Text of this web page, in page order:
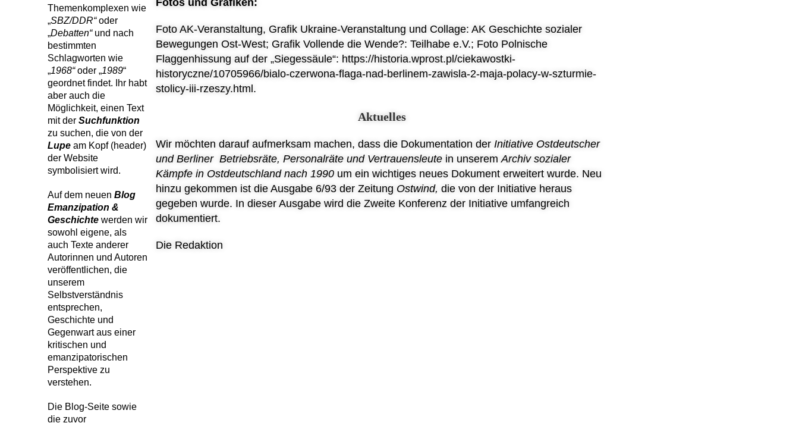
Themenkomplexen wie
„SBZ/DDR“oder
„Debatten“und nach
bestimmten
Schlagworten wie
„1968“oder „1989“
geordnet findet. Ihr habt
aber auch die
Möglichkeit, einen Text
mit der Suchfunktion
zu suchen, die von der
Lupeam Kopf (header)
der Website
symbolisiert wird.
Auf dem neuen Blog
Emanzipation &
Geschichtewerden wir
sowohl eigene, als
auch Texte anderer
Autorinnen und Autoren
veröffentlichen, die
unserem
Selbstverständnis
entsprechen,
Geschichte und
Gegenwart aus einer
kritischen und
emanzipatorischen
Perspektive zu
verstehen.
Die Blog-Seite sowie
die zuvor
Fotos und Grafiken:
Foto AK-Veranstaltung, Grafik Ukraine-Veranstaltung und Collage: AK Geschichte sozialer
Bewegungen Ost-West; Grafik Vollende die Wende?: Teilhabe e.V.; Foto Polnische
Flaggenhissung auf der „Siegessäule“: https://historia.wprost.pl/ciekawostki-
historyczne/10705966/bialo-czerwona-flaga-nad-berlinem-zawisla-2-maja-polacy-w-szturmie-
stolicy-iii-rzeszy.html.
Aktuelles
Wir möchten darauf aufmerksam machen, dass die Dokumentation derInitiative Ostdeutscher
und Berliner Betriebsräte, Personalräte und Vertrauensleutein unseremArchiv sozialer
Kämpfe in Ostdeutschland nach 1990um ein wichtiges neues Dokument erweitert wurde. Neu
hinzu gekommen ist die Ausgabe 6/93 der Zeitung Ostwind, die von der Initiative heraus
gegeben wurde. In dieser Ausgabe wird die Zweite Konferenz der Initiative umfangreich
dokumentiert.
Die Redaktion